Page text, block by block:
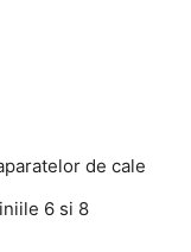
de cale
6 si 8